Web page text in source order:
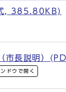
, 385.80KB)
市長説明）
ドウで開く